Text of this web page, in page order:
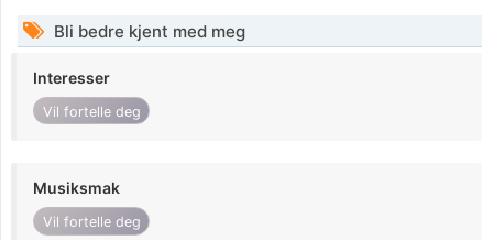
Bli bedre kjent med meg
Interesser
Vil fortelle deg
Musiksmak
Vil fortelle deg